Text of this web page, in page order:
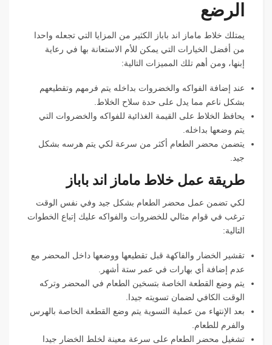
الرضع
يمتلك خلاط ماماز اند باباز الكثير من المزايا التي تجعله واحدا
من أفضل الخيارات التي يمكن للأم الاستعانة بها في رعاية
إبنها، ومن أهم تلك المميزات التالية:
عند إضافة الفواكه والخضروات بداخله يتم فرمهم وتقطيعهم
بشكل ناعم مما يدل على حدة سلاح الخلاط.
يحافظ الخلاط على القيمة الغذائية للفواكه والخضروات التي
يتم وضعها بداخله.
يتضمن محضر الطعام أكثر من سرعة لكي يتم هرسه بشكل
جيد.
طريقة عمل خلاط ماماز اند باباز
لكي تضمن عمل محضر الطعام بشكل جيد وفي نفس الوقت
ترغب في قوام مثالي للخضروات والفواكه عليك إتباع الخطوات
التالية:
تقشير الخضار والفاكهة قبل تقطيعها ووضعها داخل المحضر مع
عدم إضافة أي بهارات في عمر ستة أشهر.
يتم وضع القطعة الخاصة بتسخين الطعام في المحضر وتركه
الوقت الكافي لضمان تسويته جيدا.
بعد الإنتهاء من عملية التسوية يتم وضع القطعة الخاصة بالهرس
والفرم للطعام.
تشغيل محضر الطعام على سرعة معينة لخلط الخضار جيدا